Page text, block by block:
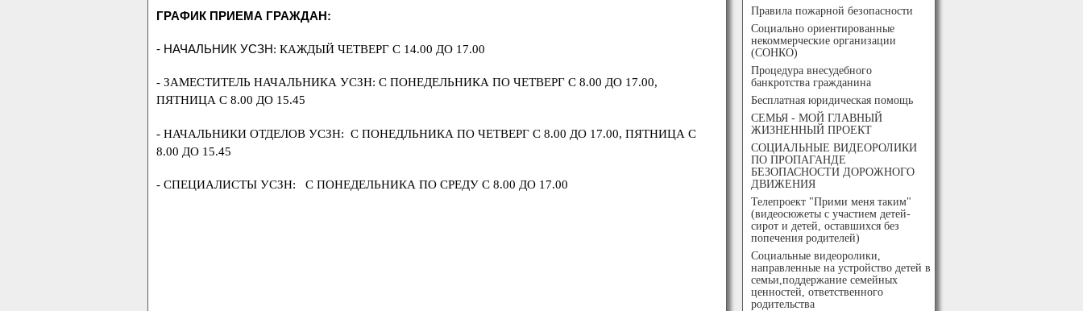
ГРАФИК ПРИЕМА ГРАЖДАН:
- НАЧАЛЬНИК УСЗН: КАЖДЫЙ ЧЕТВЕРГ С 14.00 ДО 17.00
- ЗАМЕСТИТЕЛЬ НАЧАЛЬНИКА УСЗН: С ПОНЕДЕЛЬНИКА ПО ЧЕТВЕРГ С 8.00 ДО 17.00,
ПЯТНИЦА С 8.00 ДО 15.45
- НАЧАЛЬНИКИ ОТДЕЛОВ УСЗН: С ПОНЕДЛЬНИКА ПО ЧЕТВЕРГ С 8.00 ДО 17.00, ПЯТНИЦА С
8.00 ДО 15.45
- СПЕЦИАЛИСТЫ УСЗН: С ПОНЕДЕЛЬНИКА ПО СРЕДУ С 8.00 ДО 17.00
Правила пожарной безопасности
Социально ориентированные
некоммерческие организации
(СОНКО)
Процедура внесудебного
банкротства гражданина
Бесплатная юридическая помощь
СЕМЬЯ - МОЙ ГЛАВНЫЙ
ЖИЗНЕННЫЙ ПРОЕКТ
СОЦИАЛЬНЫЕ ВИДЕОРОЛИКИ
ПО ПРОПАГАНДЕ
БЕЗОПАСНОСТИ ДОРОЖНОГО
ДВИЖЕНИЯ
Телепроект "Прими меня таким"
(видеосюжеты с участием детей-
сирот и детей, оставшихся без
попечения родителей)
Социальные видеоролики,
направленные на устройство детей в
семьи,поддержание семейных
ценностей, ответственного
родительства